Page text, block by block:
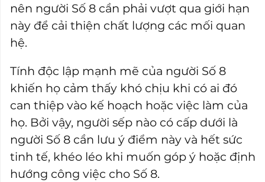
nên người Số 8 cần phải vượt qua giới hạn
này để cải thiện chất lượng các mối quan
hệ.
Tính độc lập mạnh mẽ của người Số 8
khiến họ cảm thấy khó chịu khi có ai đó
can thiệp vào kế hoạch hoặc việc làm của
họ. Bởi vậy, người sếp nào có cấp dưới là
người Số 8 cần lưu ý điểm này và hết sức
tinh tế, khéo léo khi muốn góp ý hoặc định
hướng công việc cho Số 8.